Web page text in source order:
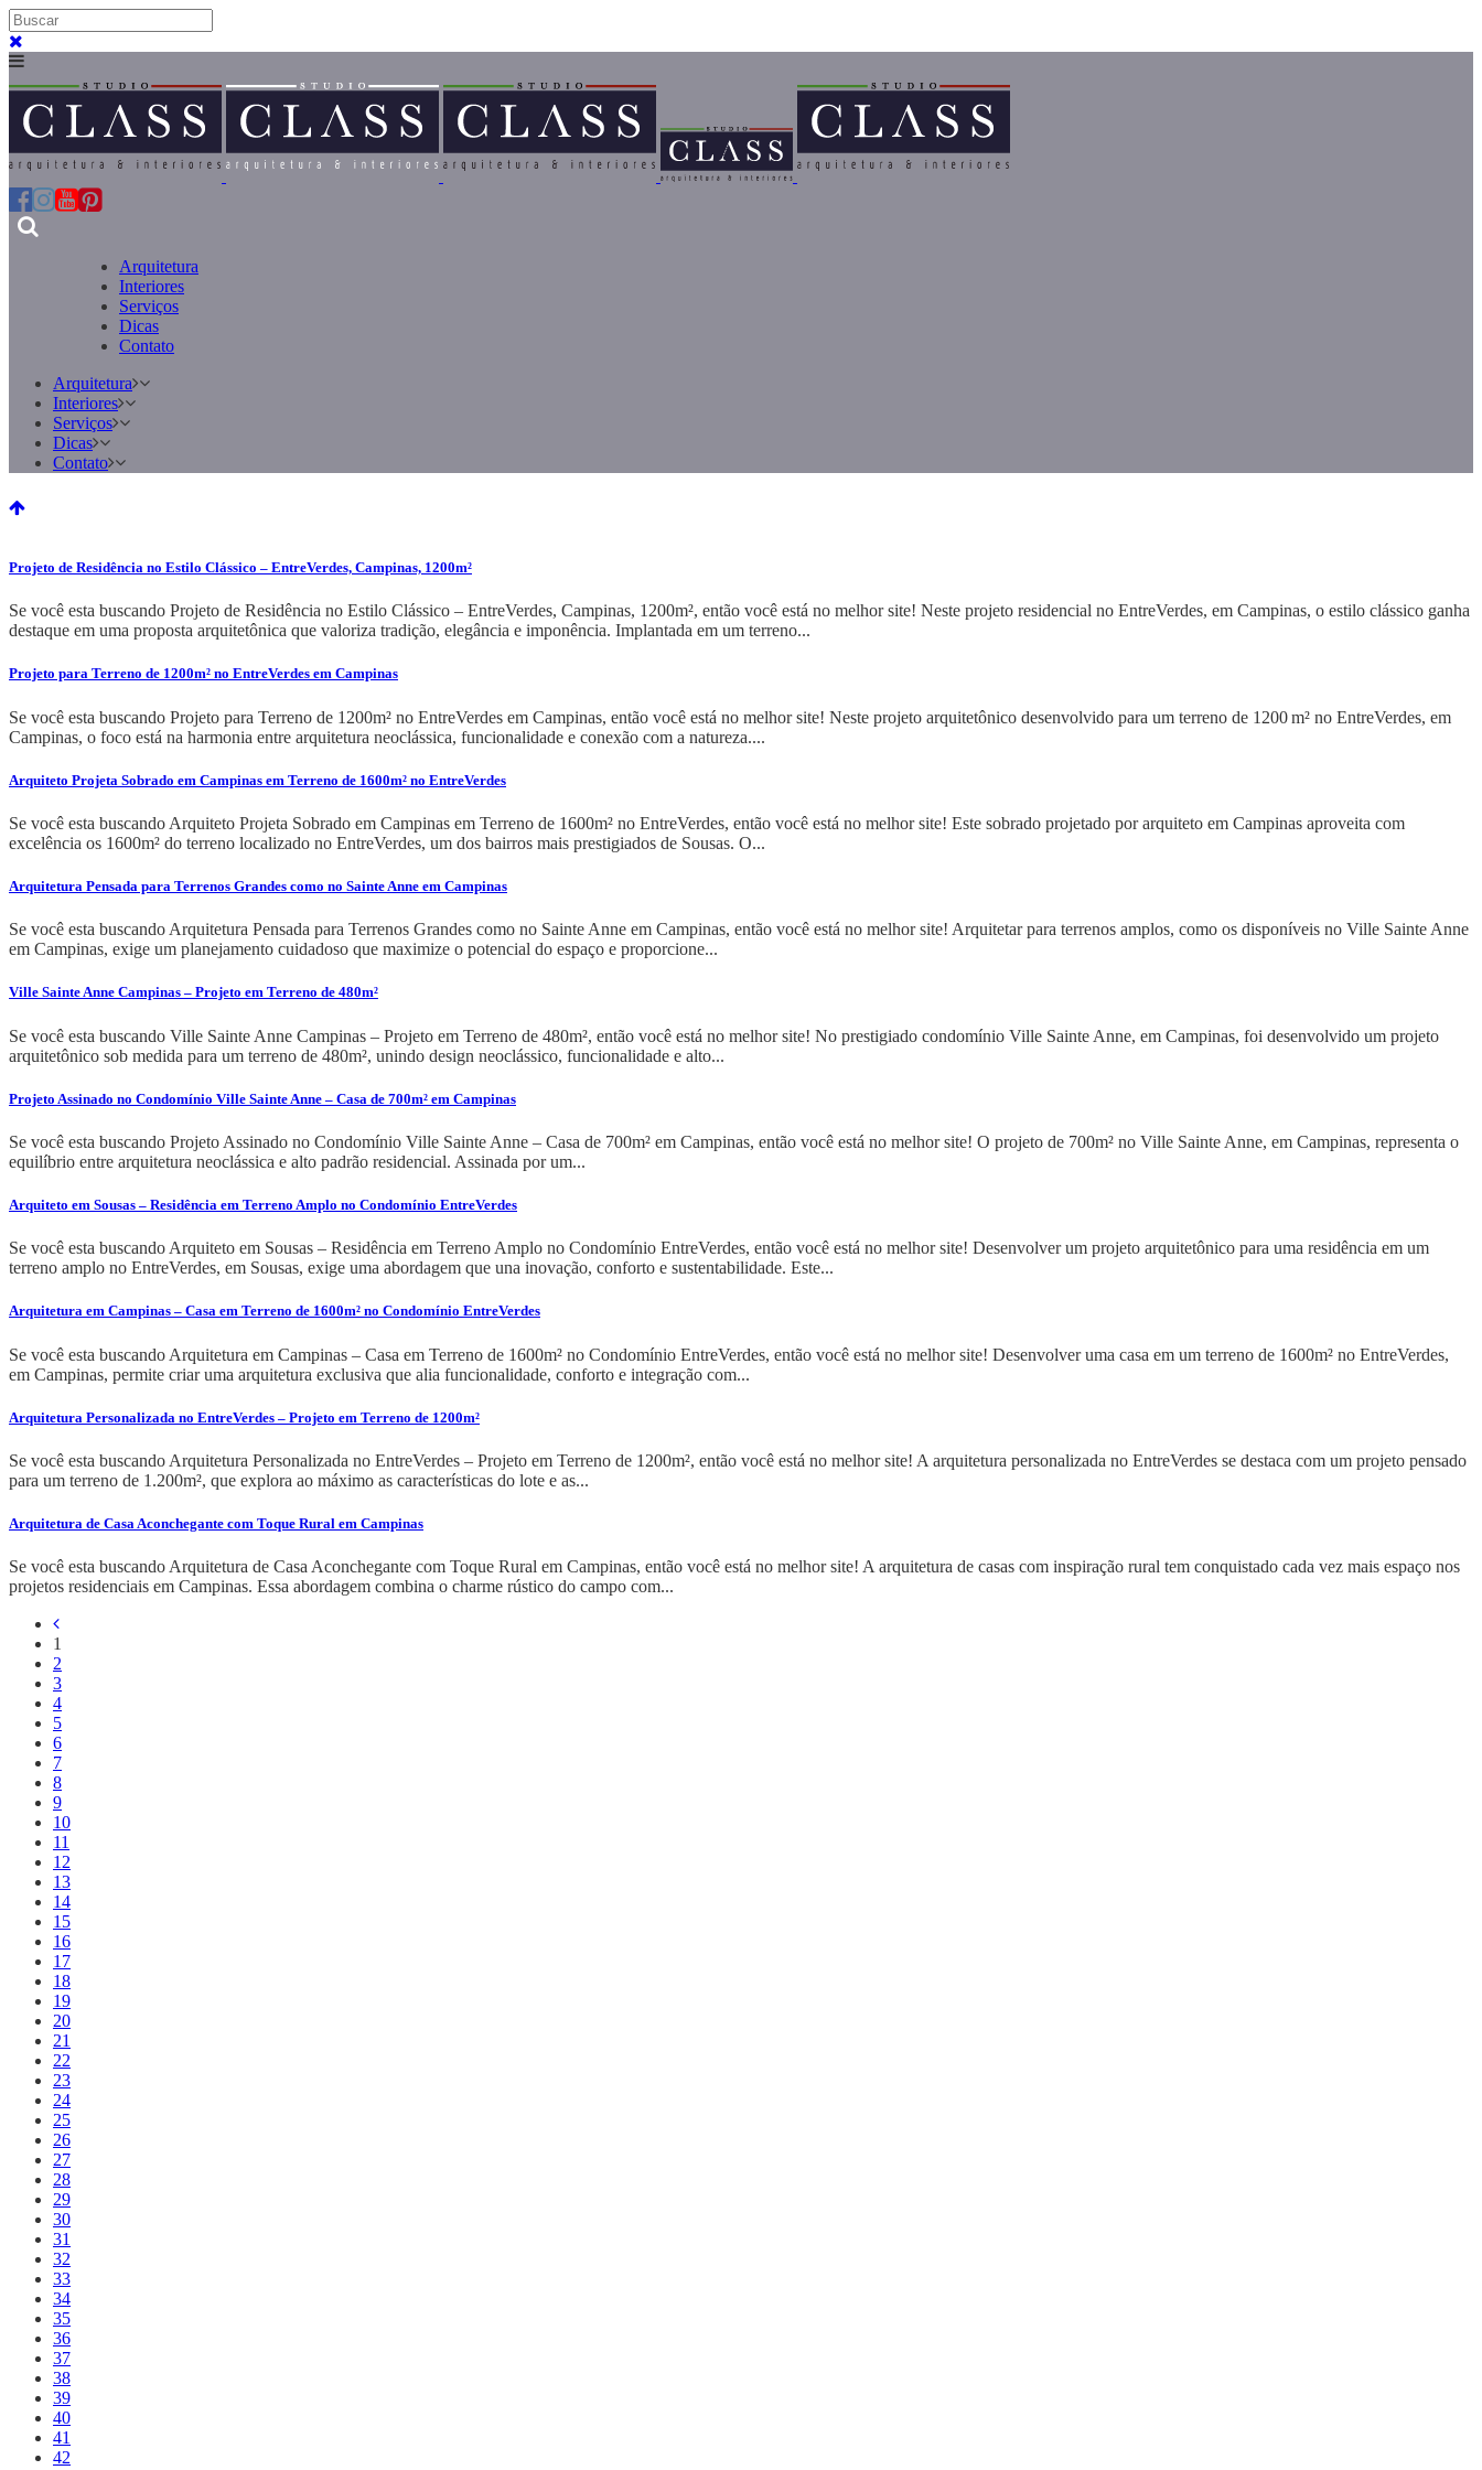
Arquitetura
Interiores
Serviços
Dicas
Contato
Arquitetura
Interiores
Serviços
Dicas
Contato
Projeto de Residência no Estilo Clássico – EntreVerdes, Campinas, 1200m²
Se você esta buscando Projeto de Residência no Estilo Clássico – EntreVerdes, Campinas, 1200m², então você está no melhor site! Neste projeto residencial no EntreVerdes, em Campinas, o estilo clássico ganha
destaque em uma proposta arquitetônica que valoriza tradição, elegância e imponência. Implantada em um terreno...
Projeto para Terreno de 1200m² no EntreVerdes em Campinas
Se você esta buscando Projeto para Terreno de 1200m² no EntreVerdes em Campinas, então você está no melhor site! Neste projeto arquitetônico desenvolvido para um terreno de 1200 m² no EntreVerdes, em
Campinas, o foco está na harmonia entre arquitetura neoclássica, funcionalidade e conexão com a natureza....
Arquiteto Projeta Sobrado em Campinas em Terreno de 1600m² no EntreVerdes
Se você esta buscando Arquiteto Projeta Sobrado em Campinas em Terreno de 1600m² no EntreVerdes, então você está no melhor site! Este sobrado projetado por arquiteto em Campinas aproveita com
excelência os 1600m² do terreno localizado no EntreVerdes, um dos bairros mais prestigiados de Sousas. O...
Arquitetura Pensada para Terrenos Grandes como no Sainte Anne em Campinas
Se você esta buscando Arquitetura Pensada para Terrenos Grandes como no Sainte Anne em Campinas, então você está no melhor site! Arquitetar para terrenos amplos, como os disponíveis no Ville Sainte Anne
em Campinas, exige um planejamento cuidadoso que maximize o potencial do espaço e proporcione...
Ville Sainte Anne Campinas – Projeto em Terreno de 480m²
Se você esta buscando Ville Sainte Anne Campinas – Projeto em Terreno de 480m², então você está no melhor site! No prestigiado condomínio Ville Sainte Anne, em Campinas, foi desenvolvido um projeto
arquitetônico sob medida para um terreno de 480m², unindo design neoclássico, funcionalidade e alto...
Projeto Assinado no Condomínio Ville Sainte Anne – Casa de 700m² em Campinas
Se você esta buscando Projeto Assinado no Condomínio Ville Sainte Anne – Casa de 700m² em Campinas, então você está no melhor site! O projeto de 700m² no Ville Sainte Anne, em Campinas, representa o
equilíbrio entre arquitetura neoclássica e alto padrão residencial. Assinada por um...
Arquiteto em Sousas – Residência em Terreno Amplo no Condomínio EntreVerdes
Se você esta buscando Arquiteto em Sousas – Residência em Terreno Amplo no Condomínio EntreVerdes, então você está no melhor site! Desenvolver um projeto arquitetônico para uma residência em um
terreno amplo no EntreVerdes, em Sousas, exige uma abordagem que una inovação, conforto e sustentabilidade. Este...
Arquitetura em Campinas – Casa em Terreno de 1600m² no Condomínio EntreVerdes
Se você esta buscando Arquitetura em Campinas – Casa em Terreno de 1600m² no Condomínio EntreVerdes, então você está no melhor site! Desenvolver uma casa em um terreno de 1600m² no EntreVerdes,
em Campinas, permite criar uma arquitetura exclusiva que alia funcionalidade, conforto e integração com...
Arquitetura Personalizada no EntreVerdes – Projeto em Terreno de 1200m²
Se você esta buscando Arquitetura Personalizada no EntreVerdes – Projeto em Terreno de 1200m², então você está no melhor site! A arquitetura personalizada no EntreVerdes se destaca com um projeto pensado
para um terreno de 1.200m², que explora ao máximo as características do lote e as...
Arquitetura de Casa Aconchegante com Toque Rural em Campinas
Se você esta buscando Arquitetura de Casa Aconchegante com Toque Rural em Campinas, então você está no melhor site! A arquitetura de casas com inspiração rural tem conquistado cada vez mais espaço nos
projetos residenciais em Campinas. Essa abordagem combina o charme rústico do campo com...
1
2
3
4
5
6
7
8
9
10
11
12
13
14
15
16
17
18
19
20
21
22
23
24
25
26
27
28
29
30
31
32
33
34
35
36
37
38
39
40
41
42